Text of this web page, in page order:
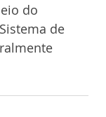
do
de